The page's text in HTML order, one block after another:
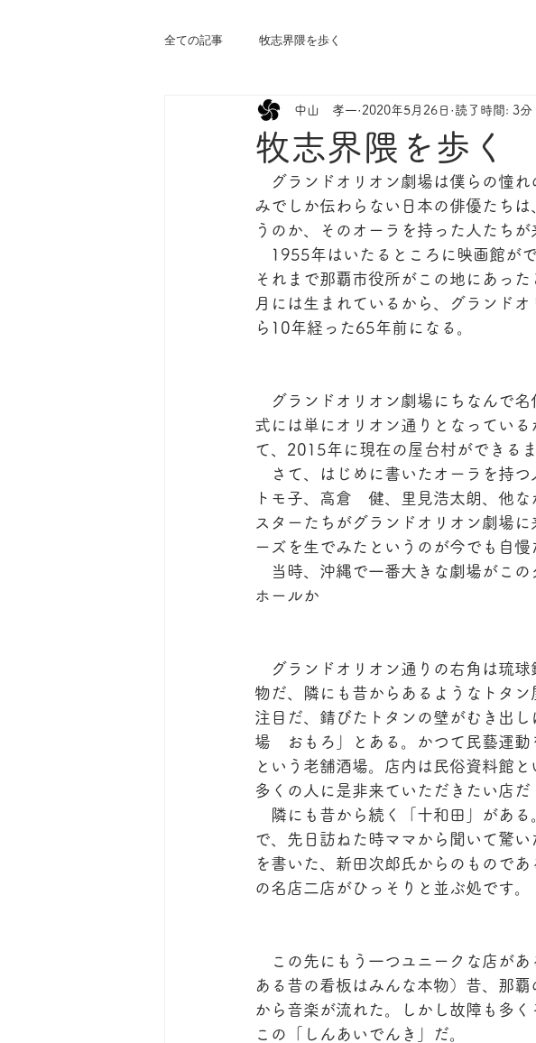
全ての記事 牧志界隈を歩く
牧志界隈を歩く
中山 孝一 2020年5月26日 読了時間: 3分
グランドオリオン劇場は僕らの憧れ
みでしか伝わらない日本の俳優たち
うのか、そのオーラを持った人たち
1955年はいたるところに映画館が
それまで那覇市役所がこの地にあっ
月には生まれているから、グランド
ら10年経った65年前になる。
グランドオリオン劇場にちなんで名
式には単にオリオン通りとなってい
て、2015年に現在の屋台村ができる
さて、はじめに書いたオーラを持つ
トモ子、高倉　健、里見浩太朗、他
スターたちがグランドオリオン劇場
ーズを生でみたというのが今でも自慢
当時、沖縄で一番大きな劇場がこの
ホールか
グランドオリオン通りの右角は琉球
物だ、隣にも昔からあるようなトタ
注目だ、錆びたトタンの壁がむき出
場　おもろ」とある。かつて民藝運
という老舗酒場。店内は民俗資料館
多くの人に是非来ていただきたい店だ
隣にも昔から続く「十和田」がある
で、先日訪ねた時ママから聞いて驚
を書いた、新田次郎氏からのもので
の名店二店がひっそりと並ぶ処です。
この先にもう一つユニークな店があ
ある昔の看板はみんな本物）昔、那
から音楽が流れた。しかし故障も多
この「しんあいでんき」だ。